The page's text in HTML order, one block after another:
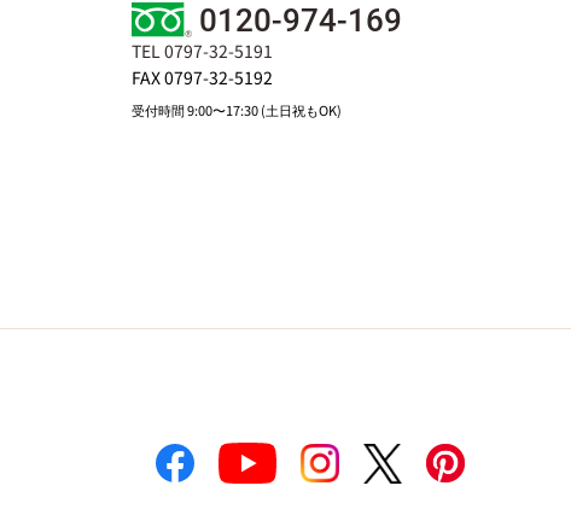
0120-974-169
TEL 0797-32-5191
FAX 0797-32-5192
受付時間 9:00〜17:30 (土日祝もOK)